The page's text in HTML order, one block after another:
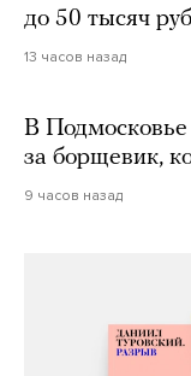
до 50 тысяч
13 часов назад
В
за борщевик,
9 часов назад